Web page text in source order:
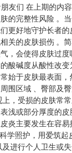
友们 在上期的内
的完整性风险 。
更好地守护长者
关的皮肤损伤 。
，会使得皮肤过
酸碱度从酸性改
常始于皮肤最表面
围区域 、臀部及
，受损的皮肤常
浅或部分厚度的
炎主要发生在容
学照护，用爱筑
及进行个人卫生或